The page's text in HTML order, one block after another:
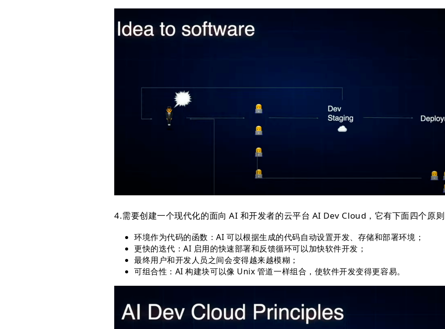
4.需要创建一个现代化的面向 AI 和开发者的云平台 AI Dev Cloud，它有下面四个原
环境作为代码的函数：AI 可以根据生成的代码自动设置开发、存储和部署环境；
更快的迭代：AI 启用的快速部署和反馈循环可以加快软件开发；
最终用户和开发人员之间会变得越来越模糊；
可组合性：AI 构建块可以像 Unix 管道一样组合，使软件开发变得更容易。